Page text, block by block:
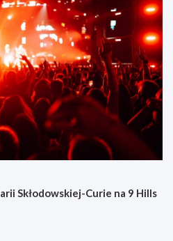
Skłodowskiej-Curie na 9 Hills